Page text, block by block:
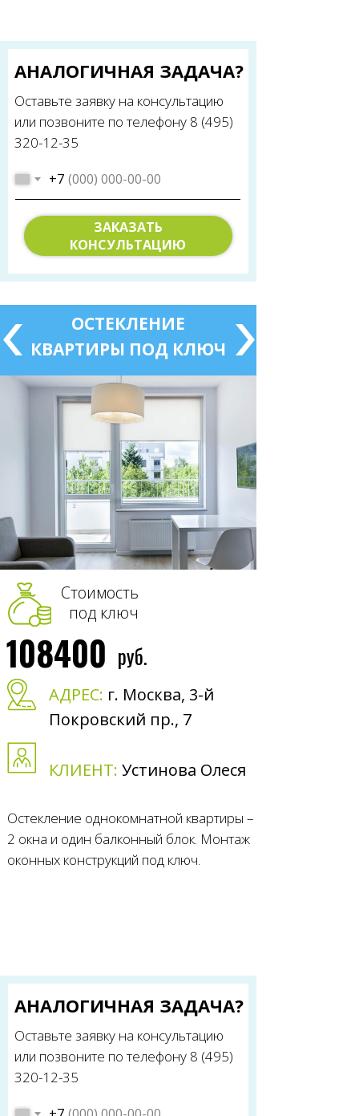
АНАЛОГИЧНАЯ ЗАДАЧА?
Оставьте заявку на консультацию
или позвоните по телефону 8 (495)
320-12-35
+7
ЗАКАЗАТЬ
КОНСУЛЬТАЦИЮ
АДРЕС: г. Москва, 3-й
Покровский пр., 7
КЛИЕНТ: Устинова Олеся
АНАЛОГИЧНАЯ ЗАДАЧА?
ОСТЕКЛЕНИЕ
КВАРТИРЫ ПОД КЛЮЧ
Остекление однокомнатной квартиры –
2 окна и один балконный блок. Монтаж
оконных конструкций под ключ.
Оставьте заявку на консультацию
или позвоните по телефону 8 (495)
320-12-35
Стоимость
под ключ
108400 руб.